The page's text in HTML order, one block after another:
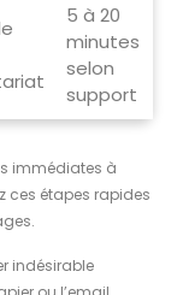
5 à 20
minutes
selon
support
immédiates à
ces étapes rapides
indésirable